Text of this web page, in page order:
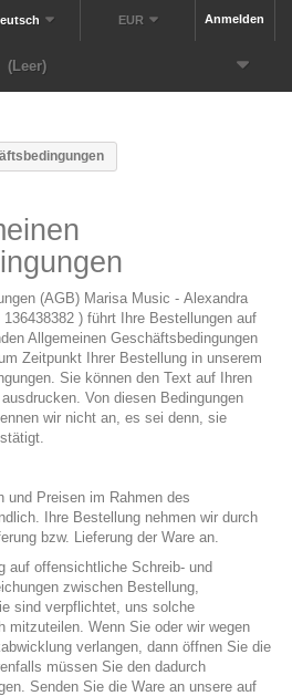
Anmelden
EUR
(Leer)
(AGB) Marisa Music - Alexandra
) führt Ihre Bestellungen auf
Allgemeinen Geschäftsbedingungen
Zeitpunkt Ihrer Bestellung in unserem
Sie können den Text auf Ihren
Von diesen Bedingungen
wir nicht an, es sei denn, sie
und Preisen im Rahmen des
Ihre Bestellung nehmen wir durch
bzw. Lieferung der Ware an.
auf offensichtliche Schreib- und
zwischen Bestellung,
sind verpflichtet, uns solche
mitzuteilen. Wenn Sie oder wir wegen
verlangen, dann öffnen Sie die
müssen Sie den dadurch
Senden Sie die Ware an unsere auf